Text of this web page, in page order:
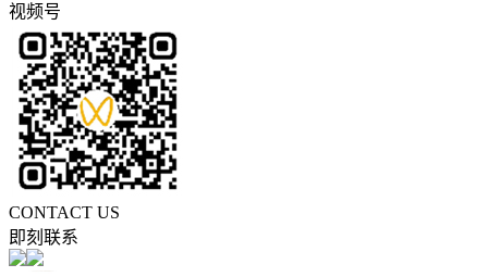
视频号
CONTACT US
即刻联系